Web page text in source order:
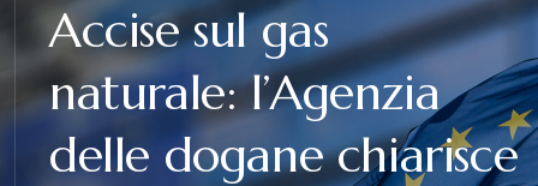
Accise sul gas
naturale: l’Agenzia
delle dogane chiarisce